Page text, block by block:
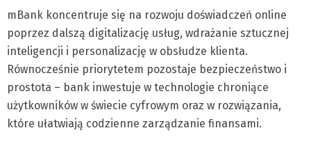
mBank koncentruje się na rozwoju doświadczeń online
poprzez dalszą digitalizację usług, wdrażanie sztucznej
inteligencji i personalizację w obsłudze klienta.
Równocześnie priorytetem pozostaje bezpieczeństwo i
prostota – bank inwestuje w technologie chroniące
użytkowników w świecie cyfrowym oraz w rozwiązania,
które ułatwiają codzienne zarządzanie finansami.